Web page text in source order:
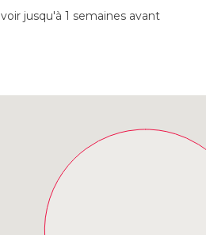
jusqu'à 1 semaines avant